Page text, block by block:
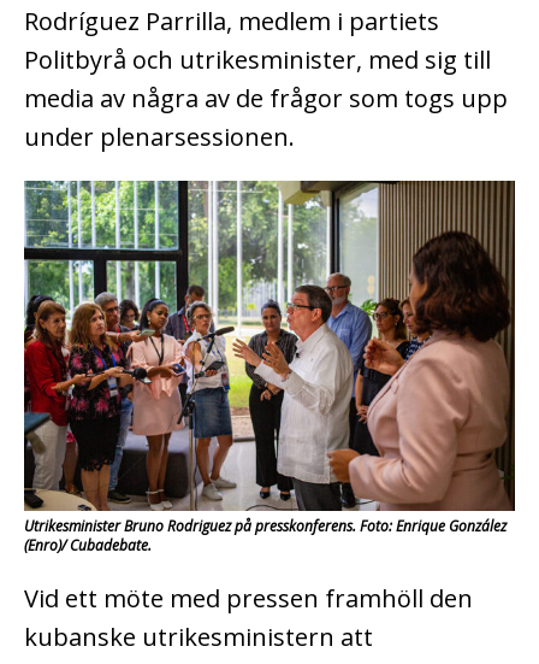
Rodríguez Parrilla, medlem i partiets
Politbyrå och utrikesminister, med sig till
media av några av de frågor som togs upp
under plenarsessionen.
Utrikesminister Bruno Rodriguez på presskonferens. Foto: Enrique González
(Enro)/ Cubadebate.
Vid ett möte med pressen framhöll den
kubanske utrikesministern att